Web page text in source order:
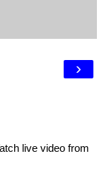
›
live video from